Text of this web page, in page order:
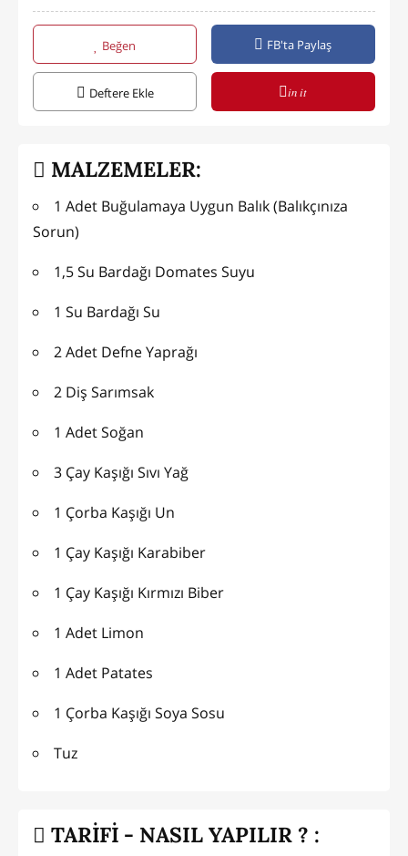
Beğen FB'ta Paylaş
Deftere Ekle in it
MALZEMELER:
1 Adet Buğulamaya Uygun Balık (Balıkçınıza
Sorun)
1,5 Su Bardağı Domates Suyu
1 Su Bardağı Su
2 Adet Defne Yaprağı
2 Diş Sarımsak
1 Adet Soğan
3 Çay Kaşığı Sıvı Yağ
1 Çorba Kaşığı Un
1 Çay Kaşığı Karabiber
1 Çay Kaşığı Kırmızı Biber
1 Adet Limon
1 Adet Patates
1 Çorba Kaşığı Soya Sosu
Tuz
TARİFİ - NASIL YAPILIR ? :